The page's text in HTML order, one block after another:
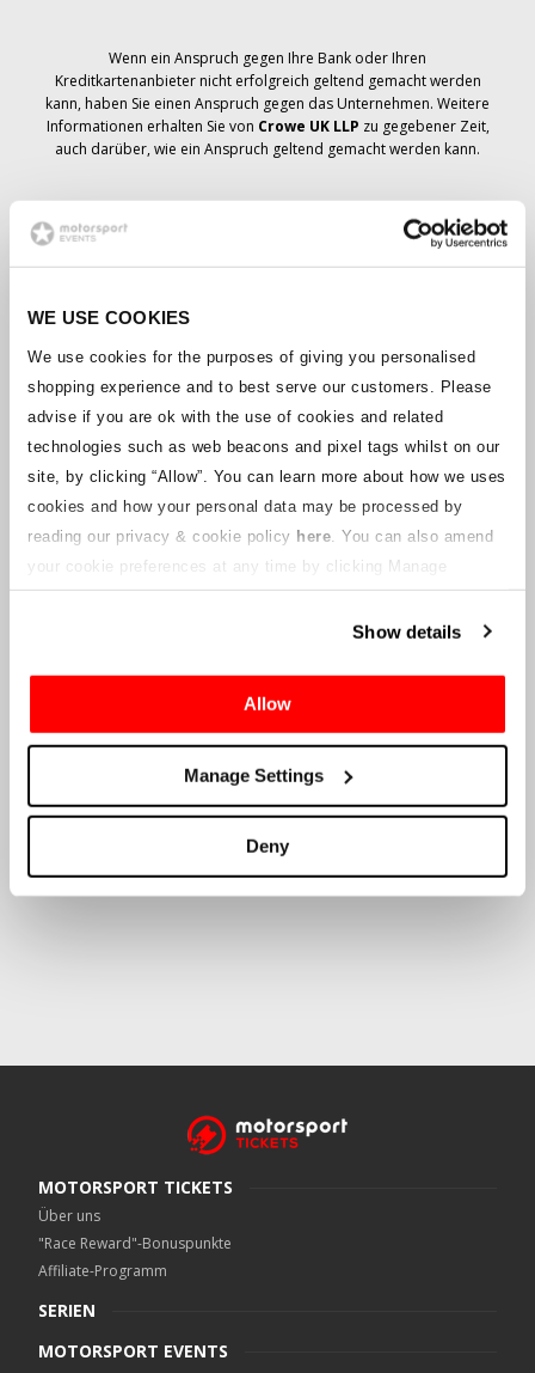
WE USE COOKIES
We use cookies for the purposes of giving you personalised
shopping experience and to best serve our customers. Please
advise if you are ok with the use of cookies and related
technologies such as web beacons and pixel tags whilst on our
site, by clicking “Allow”. You can learn more about how we uses
cookies and how your personal data may be processed by
reading our privacy & cookie policy here . You can also amend
your cookie preferences at any time by clicking Manage
Cookies in the footer of this site.
Show details
Allow
Manage Settings
Deny
Wenn ein Anspruch gegen Ihre Bank oder Ihren
Kreditkartenanbieter nicht erfolgreich geltend gemacht werden
kann, haben Sie einen Anspruch gegen das Unternehmen. Weitere
Informationen erhalten Sie von Crowe UK LLP zu gegebener Zeit,
auch darüber, wie ein Anspruch geltend gemacht werden kann.
Sie haben eine Stornierungsmitteilung
bezüglich Ihrer Ticketbestellung erhalten, Ihre Buchung wurde nicht
storniert und es wird erwartet, dass Sie die von Ihnen bestellten
Unternehmens arbeitet mit den Lieferanten zusammen, um
Sollte sich der Status einzelner Buchungen ändern, wurden
Vorkehrungen getroffen, um Sie so schnell wie möglich zu
benachrichtigen. Zusätzliche Hinweise für Ticketinhaber werden auf
dieser Webseite veröffentlicht, sobald Informationen verfügbar
sind. Wir werden denjenigen mit gültigen Tickets auch eine neue E-
Mail-Adresse für den Kundenservice zur Verfügung stellen, die von
einem verbundenen Unternehmen verwaltet wird. Crowe U.K. LLP
kann keine Fragen zum Ticketvorgang und zum Zeitpunkt der
Liquidation zur Verfügung stellen, einschließlich Unterlagen
darüber, wie Sie eine Forderung gegen das Unternehmen geltend
machen können.
kann kontaktiert werden unter
motorsport.tickets@crowe.co.uk
MOTORSPORT TICKETS
Über uns
"Race Reward"-Bonuspunkte
Affiliate-Programm
SERIEN
MOTORSPORT EVENTS